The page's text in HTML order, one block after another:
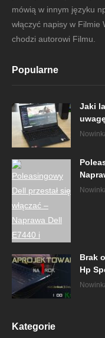
mówią w innym języku
włączyć napisy w Filmie
chodzi autorowi Filmu.
Popularne
Jaki
Brak
Hp
Kategorie